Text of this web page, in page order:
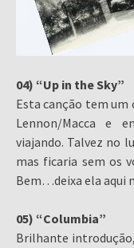
04) “Up in the Sky”
Esta canção tem
Lennon/Macca e
viajando. Talvez no
mas ficaria sem os
Bem…deixa ela aqui
05) “Columbia”
Brilhante